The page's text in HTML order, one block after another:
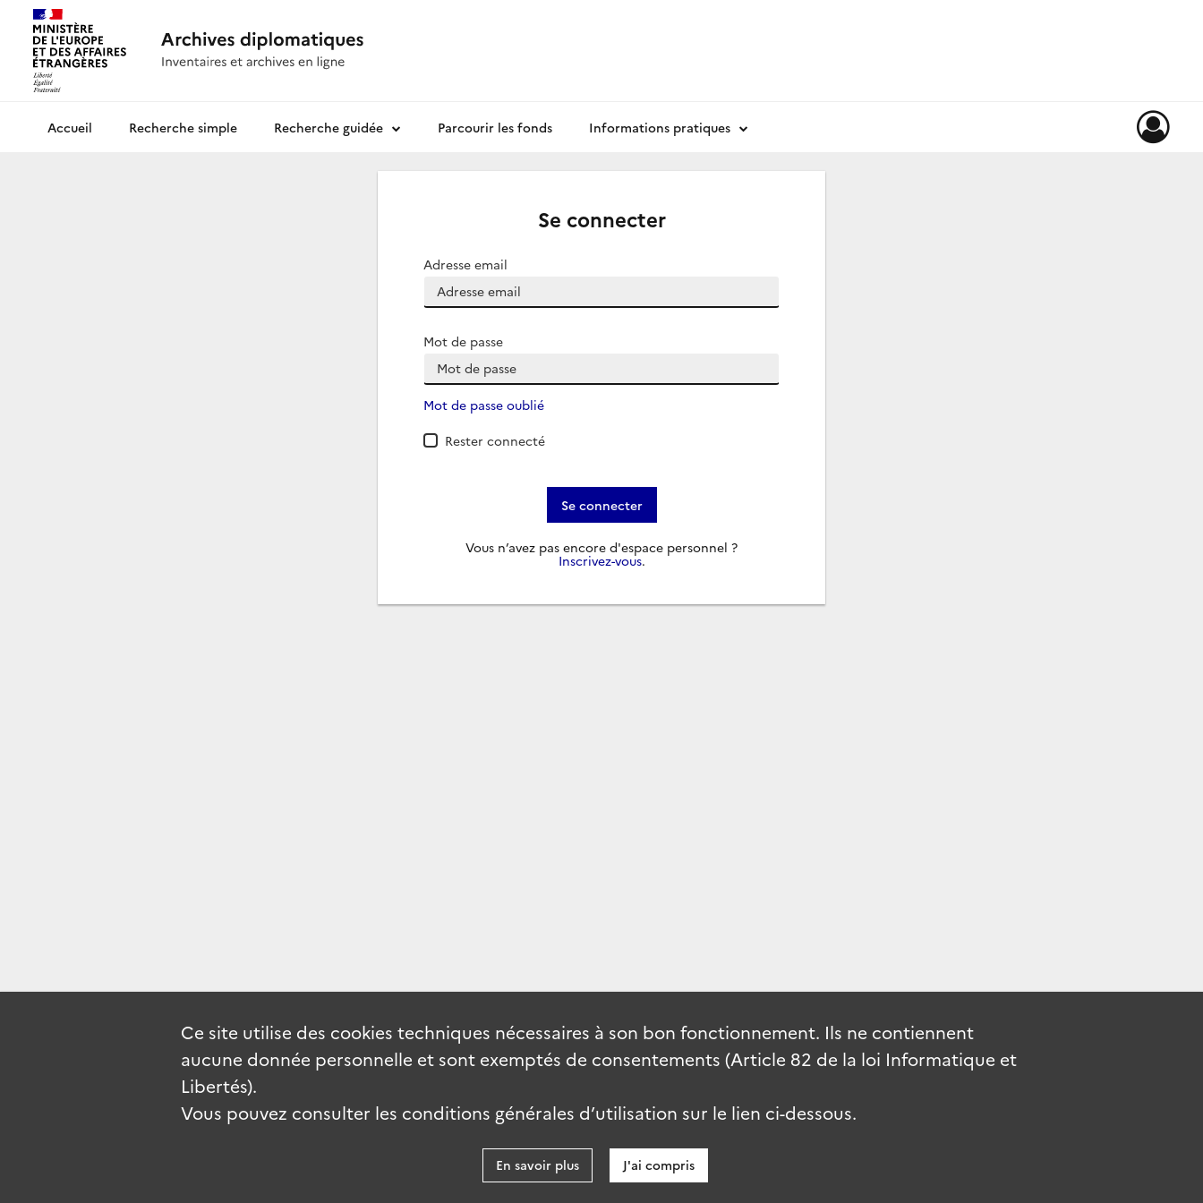
Archives diplomatiquesRecherche simple Recherche guidée Parcourir les fonds Informations pratiques
Se connecter
Adresse email
Mot de passe
Mot de passe oublié
Rester connecté
Se connecter
Vous n’avez pas encore d'espace personnel ?
Inscrivez-vous.
Ce site utilise des cookies techniques nécessaires à son bon fonctionnement. Ils ne contiennent
aucune donnée personnelle et sont exemptés de consentements (Article 82 de la loi Informatique et
Libertés).
Vous pouvez consulter les conditions générales d’utilisation sur le lien ci-dessous.
En savoir plus J'ai compris